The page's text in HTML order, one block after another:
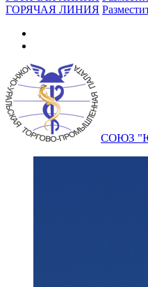
ГОРЯЧАЯ ЛИНИЯ
СОЮЗ